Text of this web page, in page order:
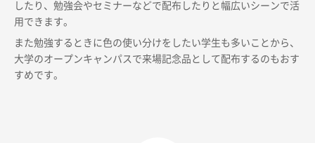
したり、勉強会やセミナーなどで配布したりと幅広いシーンで活
用できます。
また勉強するときに色の使い分けをしたい学生も多いことから、
大学のオープンキャンパスで来場記念品として配布するのもおす
すめです。